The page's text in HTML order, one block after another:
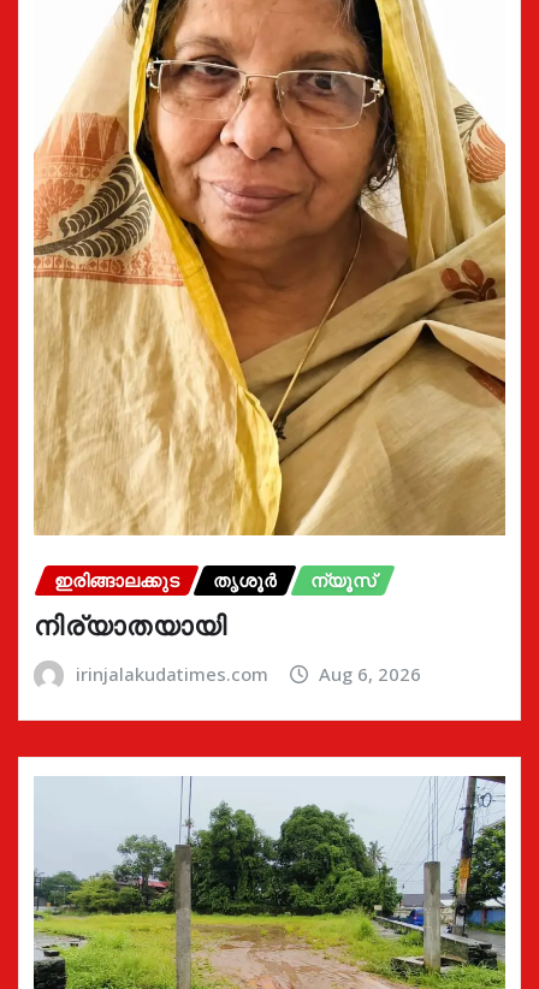
ഇരിങ്ങാലക്കുട തൃശൂർ ന്യൂസ്
നിര്യാതയായി
irinjalakudatimes.com Aug 6, 2026